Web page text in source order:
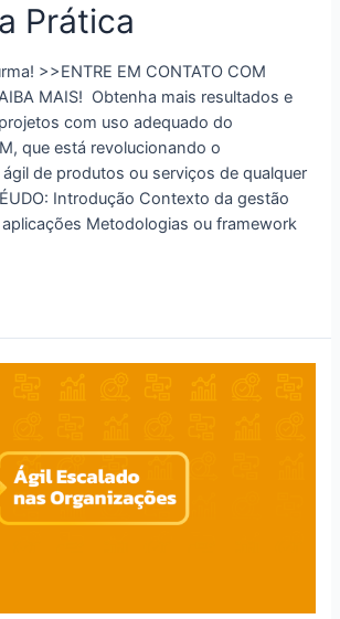
Prática
>>ENTRE EM CONTATO COM
MAIS! Obtenha mais resultados e
com uso adequado do
que está revolucionando o
de produtos ou serviços de qualquer
Introdução Contexto da gestão
Metodologias ou framework